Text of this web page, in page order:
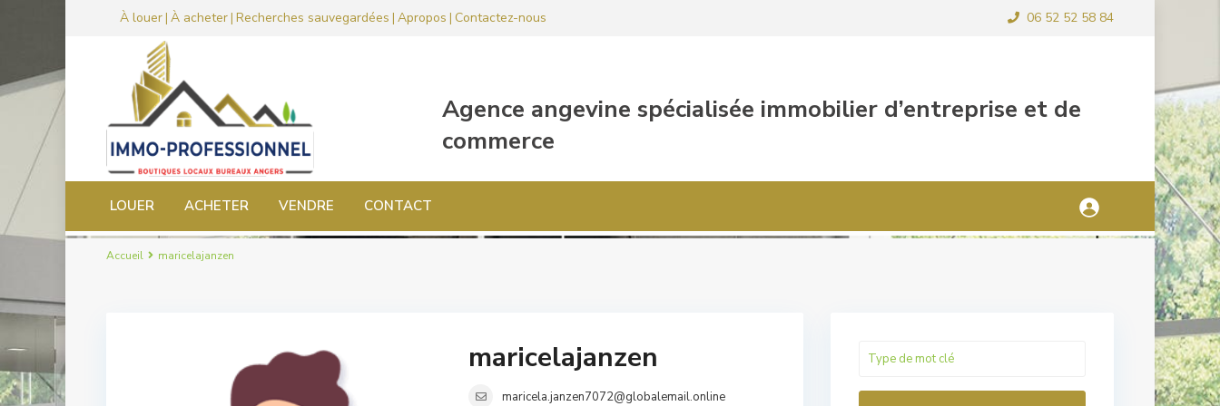
À louer| À acheter| Recherches sauvegardées | Apropos | Contactez-nous 06 52 52 58 84
LOUER ACHETER VENDRE CONTACT
Accueil maricelajanzen
maricelajanzen
maricela.janzen7072@globalemail.online